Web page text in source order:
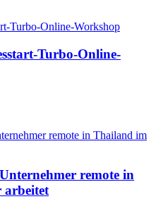
Turbo-Online-
remote in